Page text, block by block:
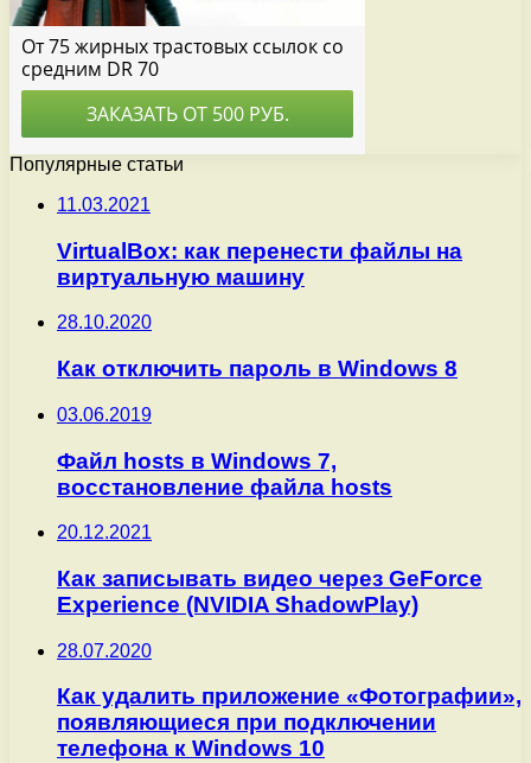
Популярные статьи
11.03.2021
VirtualBox: как перенести файлы на
виртуальную машину
28.10.2020
Как отключить пароль в Windows 8
03.06.2019
Файл hosts в Windows 7,
восстановление файла hosts
20.12.2021
Как записывать видео через GeForce
Experience (NVIDIA ShadowPlay)
28.07.2020
Как удалить приложение «Фотографии»,
появляющиеся при подключении
телефона к Windows 10